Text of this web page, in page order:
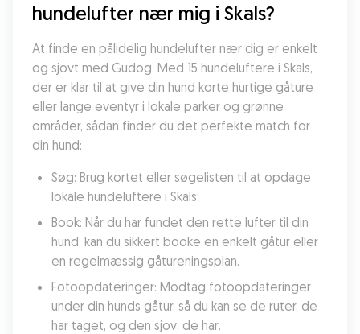
hundelufter nær mig i Skals?
At finde en pålidelig hundelufter nær dig er enkelt
og sjovt med Gudog. Med 15 hundeluftere i Skals,
der er klar til at give din hund korte hurtige gåture
eller lange eventyr i lokale parker og grønne
områder, sådan finder du det perfekte match for
din hund:
Søg: Brug kortet eller søgelisten til at opdage
lokale hundeluftere i Skals.
Book: Når du har fundet den rette lufter til din
hund, kan du sikkert booke en enkelt gåtur eller
en regelmæssig gåtureningsplan.
Fotoopdateringer: Modtag fotoopdateringer
under din hunds gåtur, så du kan se de ruter, de
har taget, og den sjov, de har.